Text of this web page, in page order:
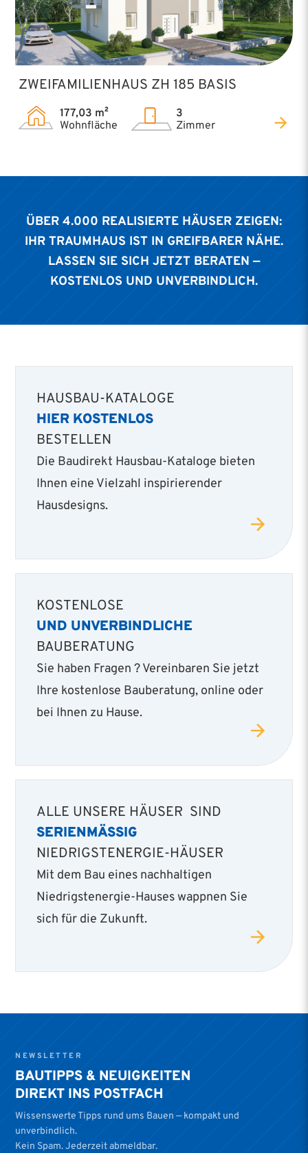
ZWEIFAMILIENHAUS ZH 185 BASIS
177,03 m²
Wohnfläche
3
Zimmer
ÜBER 4.000 REALISIERTE HÄUSER ZEIGEN:
IHR TRAUMHAUS IST IN GREIFBARER NÄHE.
LASSEN SIE SICH JETZT BERATEN —
KOSTENLOS UND UNVERBINDLICH.
HAUSBAU-KATALOGE
HIER KOSTENLOS
BESTELLEN
Die Baudirekt Hausbau-Kataloge bieten
Ihnen eine Vielzahl inspirierender
Hausdesigns.
KOSTENLOSE
UND UNVERBINDLICHE
BAUBERATUNG
Sie haben Fragen ? Vereinbaren Sie jetzt
Ihre kostenlose Bauberatung, online oder
bei Ihnen zu Hause.
ALLE UNSERE HÄUSER SIND
SERIENMÄSSIG
NIEDRIGSTENERGIE-HÄUSER
Mit dem Bau eines nachhaltigen
Niedrigstenergie­-Hauses wappnen Sie
sich für die Zukunft.
NEWSLETTER
BAUTIPPS & NEUIGKEITEN
DIREKT INS POSTFACH
Wissenswerte Tipps rund ums Bauen — kompakt und
unverbindlich.
Kein Spam. Jederzeit abmeldbar.